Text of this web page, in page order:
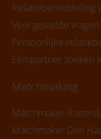
Relatiebemiddeling
Veel gestelde vragen
Persoonlijke
Een partner zoeken
Matchmaking
Matchmaker
Matchmaker Den